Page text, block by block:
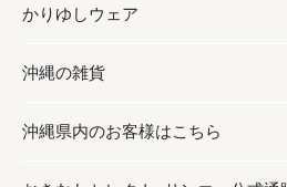
レトルト食品
乾物／粉類
お酢／ドレッシング
しょうゆ
みそ
ちんすこう
伝統菓子
スナック
泡盛
ビール・チューハイ
ワイン・ウィスキー・カクテル
コスメ
スキンケア
ボディケア
かりゆしウェア
かりゆしウェア
メンズ
沖縄の雑貨
雑貨
沖縄県内のお客様はこちら